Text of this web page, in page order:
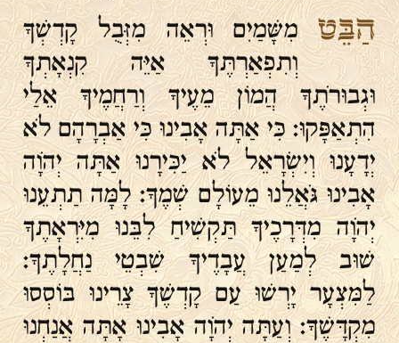
הַבֵּטמִשָּׁמַיִם וּרְאֵה מִזְּבֻל קָדְשְׁךָ
וְתִפְאַרְתֶּךָ אַיֵּה קִנְאָתְךָ
וּגְבוּרֹתֶךָ הֲמוֹן מֵעֶיךָ וְרַחֲמֶיךָ אֵלַי
הִתְאַפָּקוּ׃ כִּי אַתָּה אָבִינוּ כִּי אַבְרָהָם לֹא
יְדָעָנוּ וְיִשְׂרָאֵל לֹא יַכִּירָנוּ אַתָּה יְהֹוָה
אָבִינוּ גֹּאֲלֵנוּ מֵעוֹלָם שְׁמֶךָ׃ לָמָּה תַתְעֵנוּ
יְהֹוָה מִדְּרָכֶיךָ תַּקְשִׁיחַ לִבֵּנוּ מִיִּרְאָתֶךָ
שׁוּב לְמַעַן עֲבָדֶיךָ שִׁבְטֵי נַחֲלָתֶךָ׃
לַמִּצְעָר יָרְשׁוּ עַם קָדְשֶׁךָ צָרֵינוּ בּוֹסְסוּ
מִקְדָּשֶׁךָ׃ וְעַתָּה יְהֹוָה אָבִינוּ אָתָּה אֲנַחְנוּ